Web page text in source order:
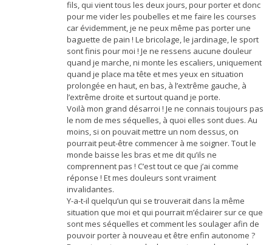
fils, qui vient tous les deux jours, pour porter et donc
pour me vider les poubelles et me faire les courses
car évidemment, je ne peux même pas porter une
baguette de pain ! Le bricolage, le jardinage, le sport
sont finis pour moi ! Je ne ressens aucune douleur
quand je marche, ni monte les escaliers, uniquement
quand je place ma tête et mes yeux en situation
prolongée en haut, en bas, à l’extrême gauche, à
l’extrême droite et surtout quand je porte.
Voilà mon grand désarroi ! Je ne connais toujours pas
le nom de mes séquelles, à quoi elles sont dues. Au
moins, si on pouvait mettre un nom dessus, on
pourrait peut-être commencer à me soigner. Tout le
monde baisse les bras et me dit qu’ils ne
comprennent pas ! C’est tout ce que j’ai comme
réponse ! Et mes douleurs sont vraiment
invalidantes.
Y-a-t-il quelqu’un qui se trouverait dans la même
situation que moi et qui pourrait m’éclairer sur ce que
sont mes séquelles et comment les soulager afin de
pouvoir porter à nouveau et être enfin autonome ?